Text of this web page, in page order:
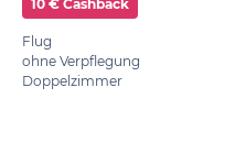
10 € Cashback
Flug
ohne Verpflegung
Doppelzimmer